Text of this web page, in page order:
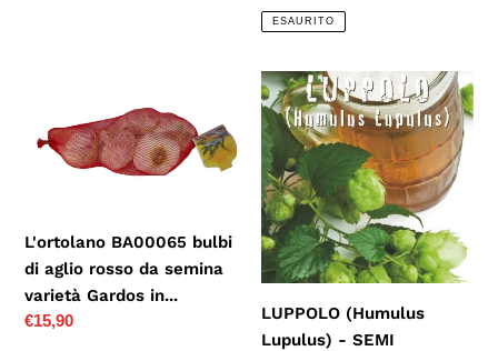
di
listino
ESAURITO
bulbi
da
semina
varietà
Gardos
L'ortolano BA00065 bulbi
di aglio rosso da semina
varietà Gardos in...
Prezzo
€15,90
LUPPOLO
(Humulus
Lupulus)
-
SEMI
LUPPOLO (Humulus
Lupulus) - SEMI